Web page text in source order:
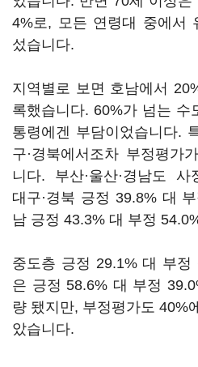
4%로, 모든 연령대 중에서
섰습니다.
지역별로 보면 호남에서
록했습니다. 60%가 넘는 수
통령에겐 부담이었습니다.
구·경북에서조차 부정평가
니다. 부산·울산·경남도
대구·경북 긍정 39.8% 대
남 긍정 43.3% 대 부정
중도층 긍정 29.1% 대 부정
은 긍정 58.6% 대 부정
량 됐지만, 부정평가도 40%
았습니다.